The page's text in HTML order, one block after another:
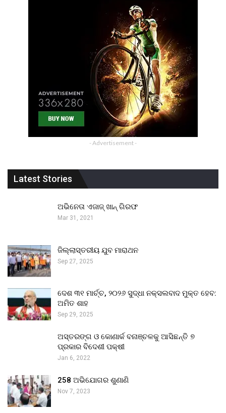
- Advertisement -
Latest Stories
ଅଭିନେତା ଏଜାଜ୍ ଖାନ୍ ଗିରଫ
Mar 31, 2021
ଜିଲ୍ଲାସ୍ତରୀୟ ଯୁବ ମାରାଥନ
Sep 27, 2025
ଦେଶ ୩୧ ମାର୍ଚ୍ଚ, ୨୦୨୬ ସୁଦ୍ଧା ନକ୍ସଲବାଦ ମୁକ୍ତ ହେବ:
ଅମିତ ଶାହ
Sep 29, 2025
ଅସ୍ତରଙ୍ଗ ଓ କୋଣାର୍କ ବନାଞ୍ଚଳକୁ ଆସିଛନ୍ତି ୭
ପ୍ରକାର ବିଦେଶୀ ପକ୍ଷୀ
Jan 6, 2022
258 ଅଭିଯୋଗର ଶୁଣାଣି
Nov 7, 2023